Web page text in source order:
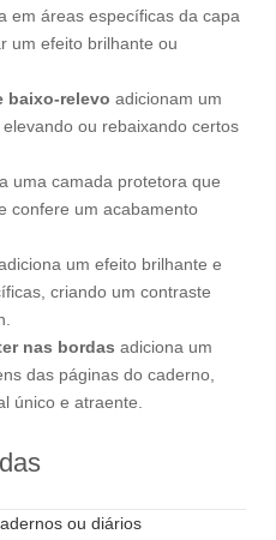
em áreas específicas da capa
um efeito brilhante ou
baixo-relevo adicionam um
ou rebaixando certos
uma camada protetora que
confere um acabamento
um efeito brilhante e
criando um contraste
nas bordas adiciona um
das páginas do caderno,
único e atraente.
ou diários